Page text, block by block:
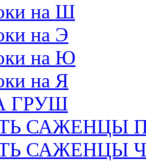
на Ш
на Э
на Ю
на Я
ГРУШ
САЖЕНЦЫ
САЖЕНЦЫ